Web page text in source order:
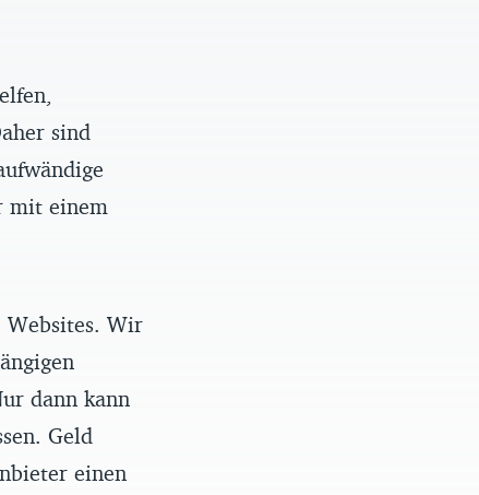
sind
mit einem
Websites. Wir
dann kann
Geld
einen